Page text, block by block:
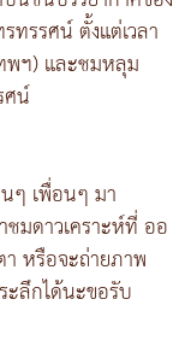
ทรรศน์ ตั้งแต่เวลา
พฯ) และชมหลุม
น์
ๆ เพื่อนๆ มา
ชมดาวเคราะห์ที่ ออ
า หรือจะถ่ายภาพ
ะลึกได้นะขอรับ